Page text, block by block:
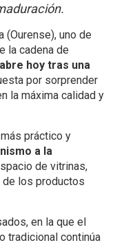
(Ourense), uno de
la cadena de
hoy tras una
por sorprender
la máxima calidad y
práctico y
a la
de vitrinas,
los productos
en la que el
tradicional continúa